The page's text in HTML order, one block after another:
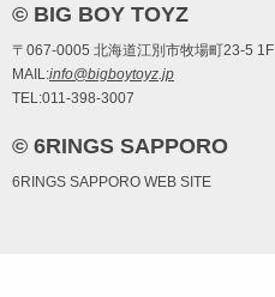
© BIG BOY TOYZ
〒067-0005 北海道江別市牧場町23-5 1F
MAIL:info@bigboytoyz.jp
TEL:011-398-3007
© 6RINGS SAPPORO
6RINGS SAPPORO WEB SITE